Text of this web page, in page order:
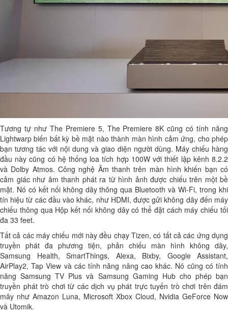
Tương tự như The Premiere 5, The Premiere 8K cũng có tính năng
Lightwarp biến bất kỳ bề mặt nào thành màn hình cảm ứng, cho phép
bạn tương tác với nội dung và giao diện người dùng. Máy chiếu hàng
đầu này cũng có hệ thống loa tích hợp 100W với thiết lập kênh 8.2.2
và Dolby Atmos. Công nghệ Âm thanh trên màn hình khiến bạn có
cảm giác như âm thanh phát ra từ hình ảnh được chiếu trên một bề
mặt. Nó có kết nối không dây thông qua Bluetooth và Wi-Fi, trong khi
tín hiệu từ các đầu vào khác, như HDMI, được gửi không dây đến máy
chiếu thông qua Hộp kết nối không dây có thể đặt cách máy chiếu tối
đa 33 feet.
Tất cả các máy chiếu mới này đều chạy Tizen, có tất cả các ứng dụng
truyền phát đa phương tiện, phản chiếu màn hình không dây,
Samsung Health, SmartThings, Alexa, Bixby, Google Assistant,
AirPlay2, Tap View và các tính năng nâng cao khác. Nó cũng có tính
năng Samsung TV Plus và Samsung Gaming Hub cho phép bạn
truyền phát trò chơi từ các dịch vụ phát trực tuyến trò chơi trên đám
mây như Amazon Luna, Microsoft Xbox Cloud, Nvidia GeForce Now
và Utomik.